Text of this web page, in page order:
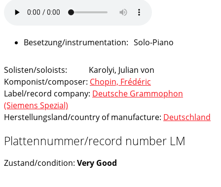
Solo-Piano
Solisten/soloists:
Karolyi, Julian von
Komponist/composer: Chopin, Frédéric
Label/record company: Deutsche Grammophon
(Siemens Spezial)
Herstellungsland/country of manufacture: Deutschland
Plattennummer/record number LM
Zustand/condition: Very Good